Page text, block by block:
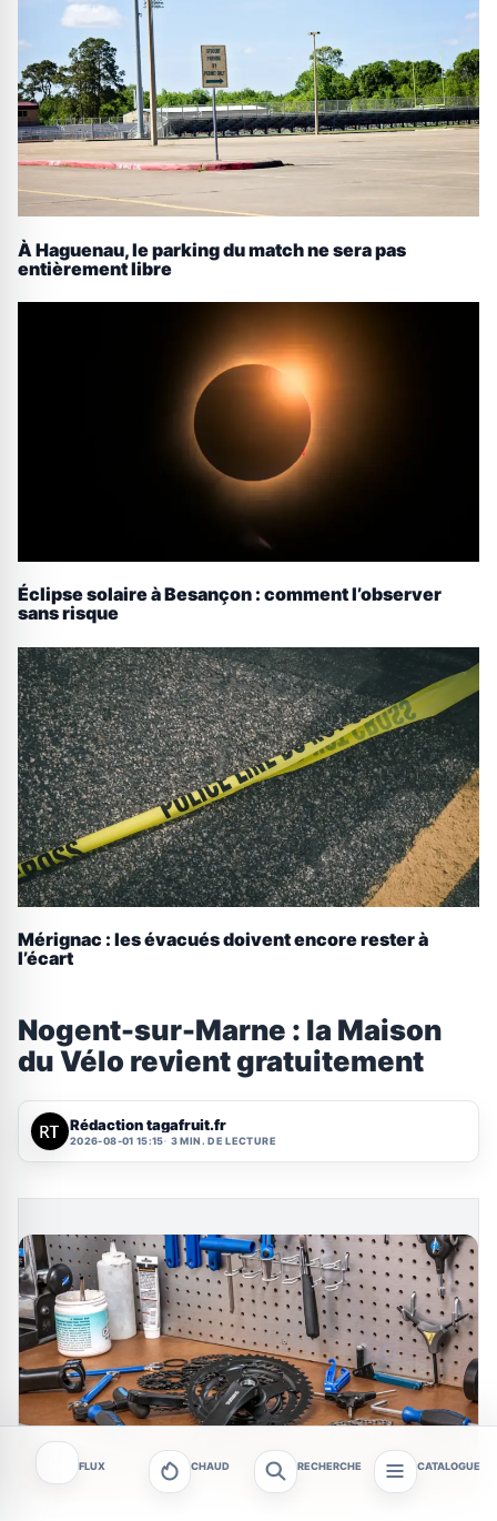
À Haguenau, le parking du match ne sera pas
entièrement libre
Éclipse solaire à Besançon : comment l’observer
sans risque
Mérignac : les évacués doivent encore rester à
l’écart
Nogent-sur-Marne : la Maison
du Vélo revient gratuitement
Rédaction tagafruit.fr
2026-08-01 15:15 3 MIN. DE LECTURE
FLUX CHAUD RECHERCHE CATALOGUE